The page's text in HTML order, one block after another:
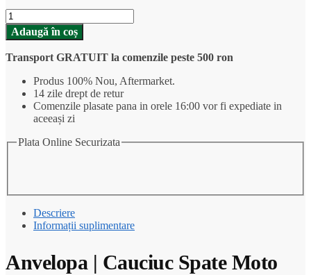
Cantitate
Anvelopa
|
Cauciuc
Spate
Sportmax
Adaugă în coș
Transport GRATUIT la comenzile peste 500 ron
Produs 100% Nou, Aftermarket.
14 zile drept de retur
Comenzile plasate pana in orele 16:00 vor fi expediate in
aceeași zi
Plata Online Securizata
Descriere
Informații suplimentare
Anvelopa | Cauciuc Spate Moto